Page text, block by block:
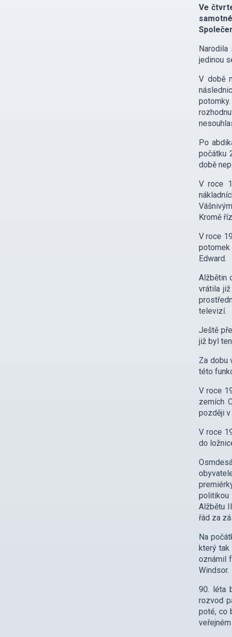
Ve
Narodila
jedinou
V době
Po
počátku
době
V roce
Kromě
V roce
potomek
Edward.
Alžbětin
vrátila
televizí.
Ještě
již byl
Za dobu
této
V roce
zemích
později
V roce
do
politikou
Alžbětu
řád za
Na
který tak
oznámil
Windsor.
90. léta
rozvod
poté, co